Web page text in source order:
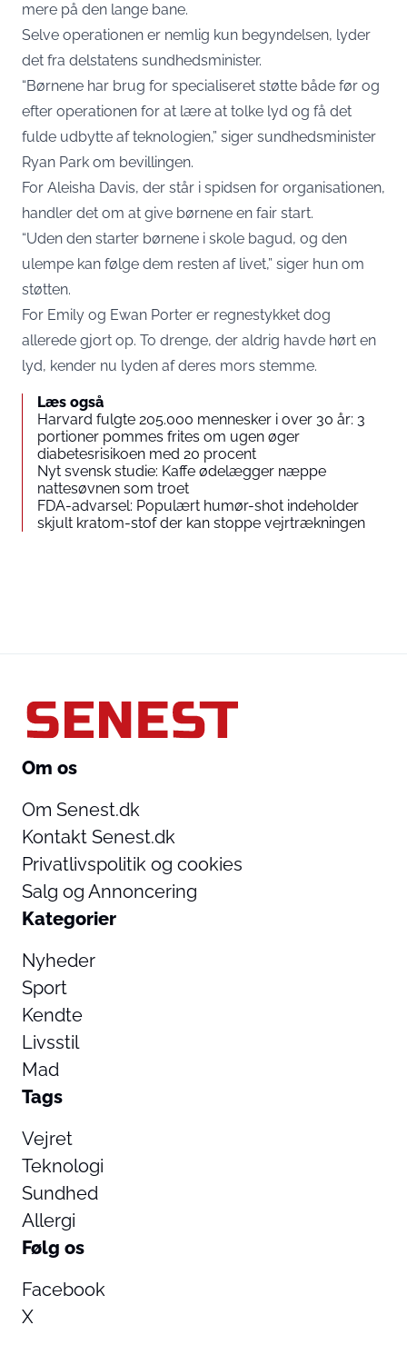
mere på den lange bane.
Selve operationen er nemlig kun begyndelsen, lyder
det fra delstatens sundhedsminister.
“Børnene har brug for specialiseret støtte både før og
efter operationen for at lære at tolke lyd og få det
fulde udbytte af teknologien,” siger sundhedsminister
Ryan Park om bevillingen.
For Aleisha Davis, der står i spidsen for organisationen,
handler det om at give børnene en fair start.
“Uden den starter børnene i skole bagud, og den
ulempe kan følge dem resten af livet,” siger hun om
støtten.
For Emily og Ewan Porter er regnestykket dog
allerede gjort op. To drenge, der aldrig havde hørt en
lyd, kender nu lyden af deres mors stemme.
Læs også
Harvard fulgte 205.000 mennesker i over 30 år: 3
portioner pommes frites om ugen øger
diabetesrisikoen med 20 procent
Nyt svensk studie: Kaffe ødelægger næppe
nattesøvnen som troet
FDA-advarsel: Populært humør-shot indeholder
skjult kratom-stof der kan stoppe vejrtrækningen
Om os
Om Senest.dk
Kontakt Senest.dk
Privatlivspolitik og cookies
Salg og Annoncering
Kategorier
Nyheder
Sport
Kendte
Livsstil
Mad
Tags
Vejret
Teknologi
Sundhed
Allergi
Følg os
Facebook
X